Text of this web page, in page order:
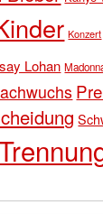
Konzert
Lohan